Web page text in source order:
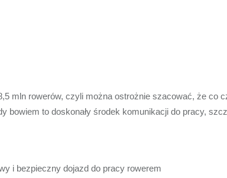
mln rowerów, czyli można ostrożnie szacować, że co
bowiem to doskonały środek komunikacji do pracy,
i bezpieczny dojazd do pracy rowerem